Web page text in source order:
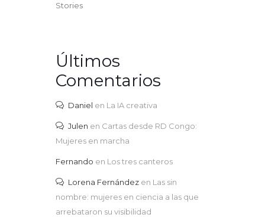
Stories
Últimos
Comentarios
Daniel en La IA creativa
Julen en Cartas desde RD Congo:
Mujeres en marcha
Fernando en Los tres canteros
Lorena Fernández en Las sin
nombre: mujeres en ciencia a las que
arrebataron su visibilidad